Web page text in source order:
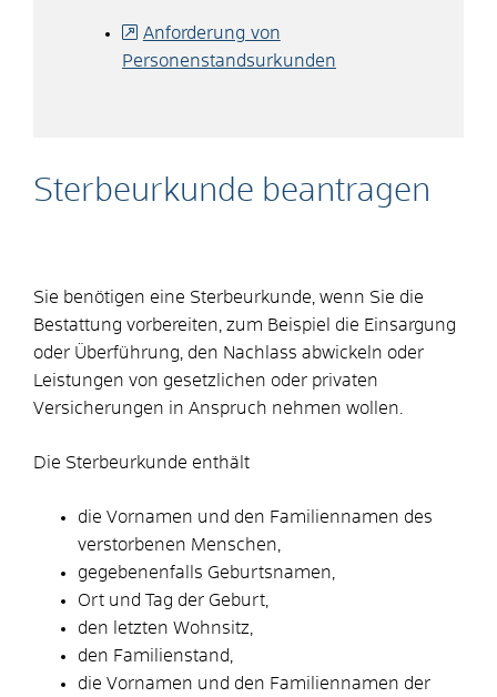
Sterbeurkunde beantragen
Sie benötigen eine Sterbeurkunde, wenn Sie die
Bestattung vorbereiten, zum Beispiel die Einsargung
oder Überführung, den Nachlass abwickeln oder
Leistungen von gesetzlichen oder privaten
Versicherungen in Anspruch nehmen wollen.
Die Sterbeurkunde enthält
die Vornamen und den Familiennamen des
verstorbenen Menschen,
gegebenenfalls Geburtsnamen,
Ort und Tag der Geburt,
den letzten Wohnsitz,
den Familienstand,
die Vornamen und den Familiennamen der
Anforderung von
Personenstandsurkunden